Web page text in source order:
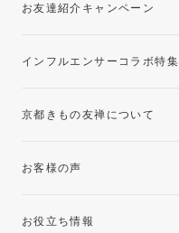
お友達紹介キャンペーン
インフルエンサーコラボ特集
京都きもの友禅について
お客様の声
お役立ち情報